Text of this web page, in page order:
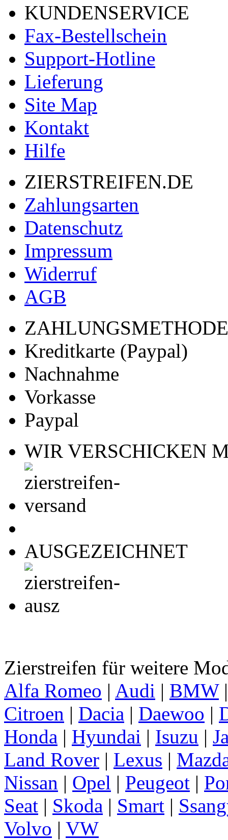
KUNDENSERVICE
Fax-Bestellschein
Support-Hotline
Lieferung
Site Map
Kontakt
Hilfe
ZIERSTREIFEN.DE
Zahlungsarten
Datenschutz
Impressum
Widerruf
AGB
Kreditkarte (Paypal)
Nachnahme
Vorkasse
Paypal
WIR VERSCHICKEN
AUSGEZEICHNET
Zierstreifen für weitere
Alfa Romeo | Audi | BMW
Citroen | Dacia | Daewoo |
Honda | Hyundai | Isuzu |
Land Rover | Lexus |
Nissan | Opel | Peugeot |
Seat | Skoda | Smart |
Volvo | VW